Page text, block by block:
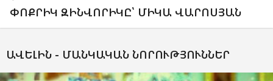
ՓՈՔՐԻԿ ԶԻՆՎՈՐԻԿԸ՝ ՄԻԿԱ ՎԱՐՈՍՅԱՆ
ԱՎԵԼԻՆ - ՄԱՆԿԱԿԱՆ ՆՈՐՈՒԹՅՈՒՆՆԵՐ